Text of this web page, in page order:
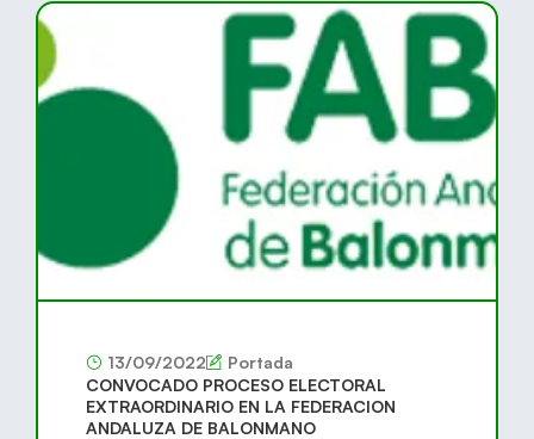
13/09/2022
Portada
CONVOCADO PROCESO ELECTORAL
EXTRAORDINARIO EN LA FEDERACION
ANDALUZA DE BALONMANO